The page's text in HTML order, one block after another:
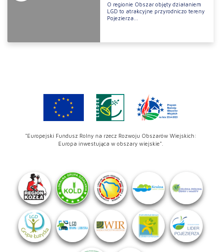
O regionie Obszar objęty działaniem
LGD to atrakcyjne przyrodniczo tereny
Pojezierza...
"Europejski Fundusz Rolny na rzecz Rozwoju Obszarów Wiejskich:
Europa inwestująca w obszary wiejskie".